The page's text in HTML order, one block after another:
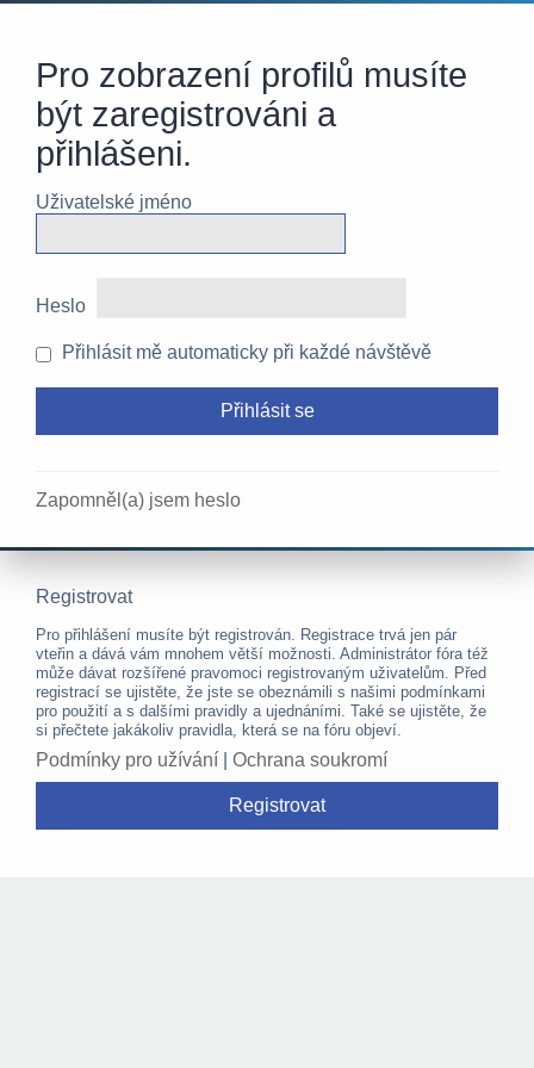
Pro zobrazení profilů musíte
být zaregistrováni a
přihlášeni.
Uživatelské jméno
Heslo
Přihlásit mě automaticky při každé návštěvě
Zapomněl(a) jsem heslo
Registrovat
Pro přihlášení musíte být registrován. Registrace trvá jen pár
vteřin a dává vám mnohem větší možnosti. Administrátor fóra též
může dávat rozšířené pravomoci registrovaným uživatelům. Před
registrací se ujistěte, že jste se obeznámili s našimi podmínkami
pro použití a s dalšími pravidly a ujednáními. Také se ujistěte, že
si přečtete jakákoliv pravidla, která se na fóru objeví.
Podmínky pro užívání Ochrana soukromí
Registrovat